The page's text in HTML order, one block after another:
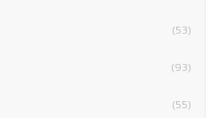
(53)
(93)
(55)